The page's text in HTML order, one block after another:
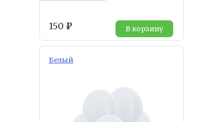
150 ₽ В корзину
Белый